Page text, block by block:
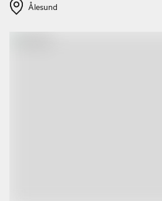
Ålesund